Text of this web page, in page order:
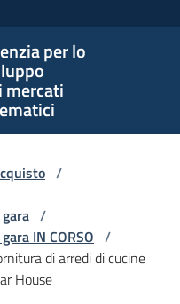
per lo
mercati
/
/
IN CORSO /
di arredi di cucine
House